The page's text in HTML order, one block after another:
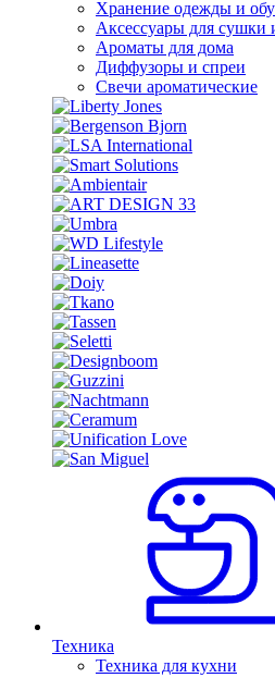
Хранение одежды и
Аксессуары для сушки
Ароматы для дома
Диффузоры и спреи
Свечи ароматические
Техника
Техника для кухни